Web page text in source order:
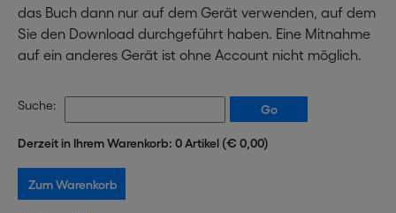
das Buch dann nur auf dem Gerät verwenden, auf dem
Sie den Download durchgeführt haben. Eine Mitnahme
auf ein anderes Gerät ist ohne Account nicht möglich.
Suche:
Derzeit in Ihrem Warenkorb: 0 Artikel (€ 0,00)